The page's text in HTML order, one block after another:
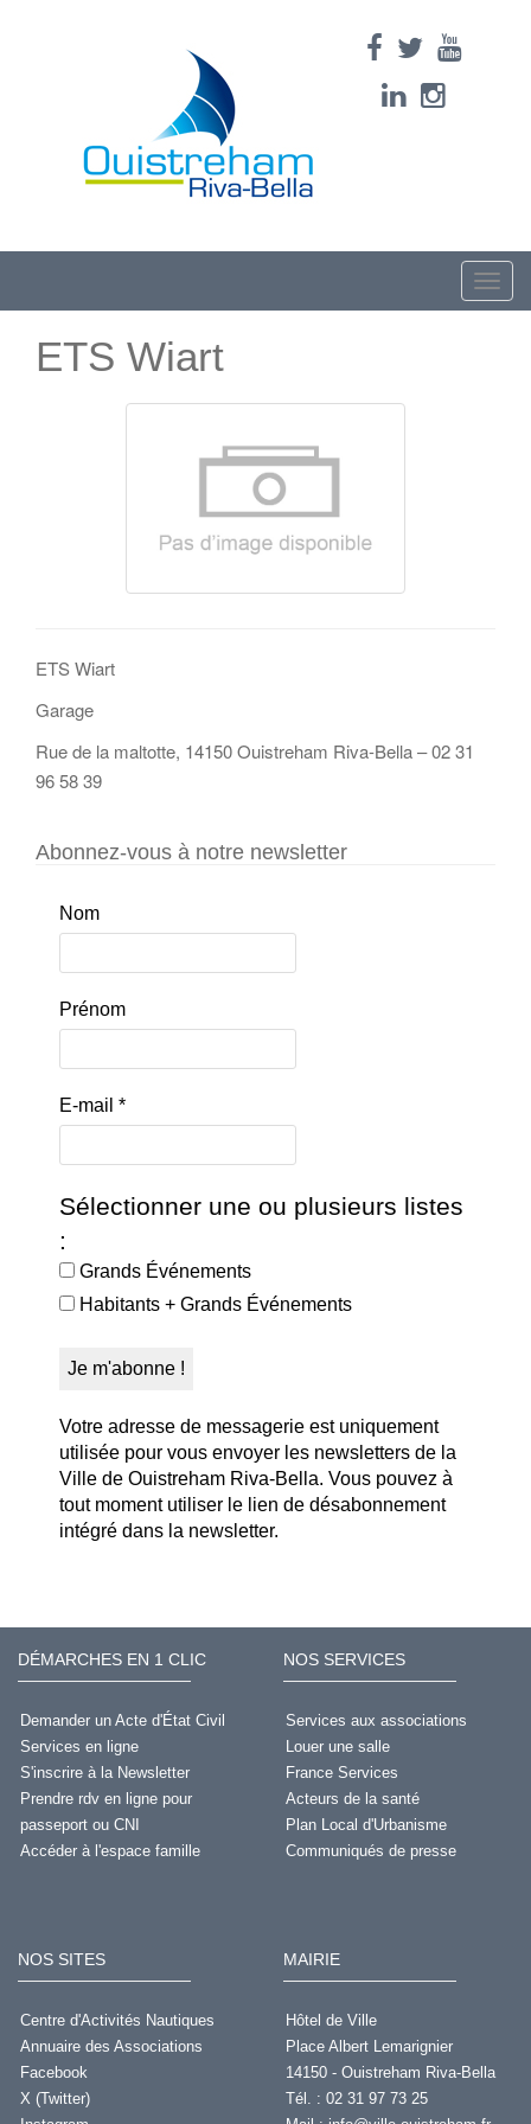
Toggle
ETS Wiart
ETS Wiart
Garage
Rue de la maltotte, 14150 Ouistreham Riva-Bella – 02 31
96 58 39
Abonnez-vous à notre newsletter
Nom
Prénom
E-mail *
Sélectionner une ou plusieurs listes
:
Grands Événements
Habitants + Grands Événements
Votre adresse de messagerie est uniquement
utilisée pour vous envoyer les newsletters de la
Ville de Ouistreham Riva-Bella. Vous pouvez à
tout moment utiliser le lien de désabonnement
intégré dans la newsletter.
DÉMARCHES EN 1 CLIC
Demander un Acte d'État Civil
Services en ligne
S'inscrire à la Newsletter
Prendre rdv en ligne pour
passeport ou CNI
Accéder à l'espace famille
NOS SERVICES
Services aux associations
Louer une salle
France Services
Acteurs de la santé
Plan Local d'Urbanisme
Communiqués de presse
NOS SITES
Centre d'Activités Nautiques
Annuaire des Associations
Facebook
X (Twitter)
MAIRIE
Hôtel de Ville
Place Albert Lemarignier
14150 - Ouistreham Riva-Bella
Tél. : 02 31 97 73 25